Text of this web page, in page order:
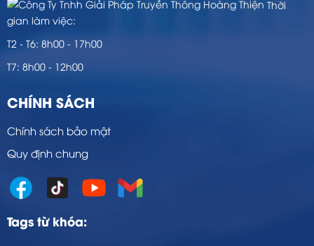
Thời
gian làm việc:
T2 - T6: 8h00 - 17h00
T7: 8h00 - 12h00
CHÍNH SÁCH
Chính sách bảo mật
Quy định chung
Tags từ khóa: